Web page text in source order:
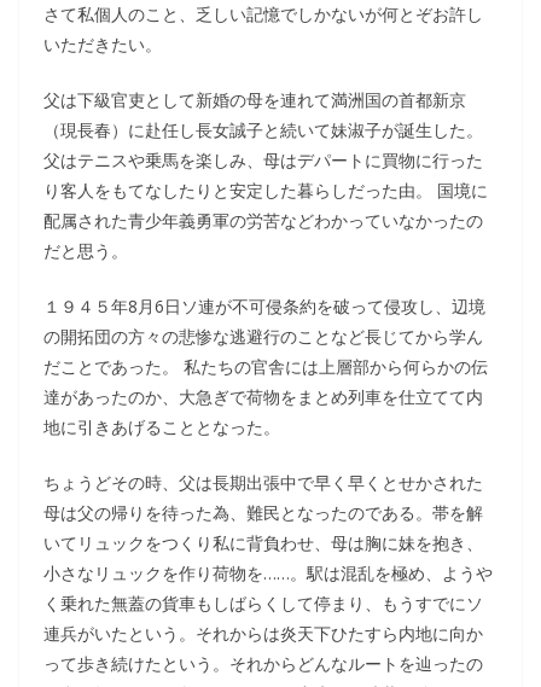
さて私個人のこと、乏しい記憶でしかないが何とぞお許し
いただきたい。
父は下級官吏として新婚の母を連れて満洲国の首都新京
（現長春）に赴任し長女誠子と続いて妹淑子が誕生した。
父はテニスや乗馬を楽しみ、母はデパートに買物に行った
り客人をもてなしたりと安定した暮らしだった由。 国境に
配属された青少年義勇軍の労苦などわかっていなかったの
だと思う。
１９４５年8月6日ソ連が不可侵条約を破って侵攻し、辺境
の開拓団の方々の悲惨な逃避行のことなど長じてから学ん
だことであった。 私たちの官舎には上層部から何らかの伝
達があったのか、大急ぎで荷物をまとめ列車を仕立てて内
地に引きあげることとなった。
ちょうどその時、父は長期出張中で早く早くとせかされた
母は父の帰りを待った為、難民となったのである。帯を解
いてリュックをつくり私に背負わせ、母は胸に妹を抱き、
小さなリュックを作り荷物を……。駅は混乱を極め、ようや
く乗れた無蓋の貨車もしばらくして停まり、もうすでにソ
連兵がいたという。それからは炎天下ひたすら内地に向か
って歩き続けたという。それからどんなルートを辿ったの